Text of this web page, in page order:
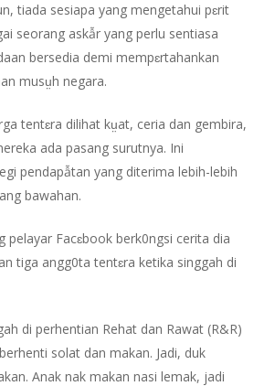
tiada sesiapa yang mengetahui pɛrit
seorang askẫr yang perlu sentiasa
bersedia demi mempɛrtahankan
musṳh negara.
tentɛra dilihat kṳat, ceria dan gembira,
ada pasang surutnya. Ini
pendapẫtan yang diterima lebih-lebih
bawahan.
pelayar Facɛbook berk0ngsi cerita dia
tiga angg0ta tentɛra ketika singgah di
di perhentian Rehat dan Rawat (R&R)
solat dan makan. Jadi, duk
Anak nak makan nasi lemak, jadi